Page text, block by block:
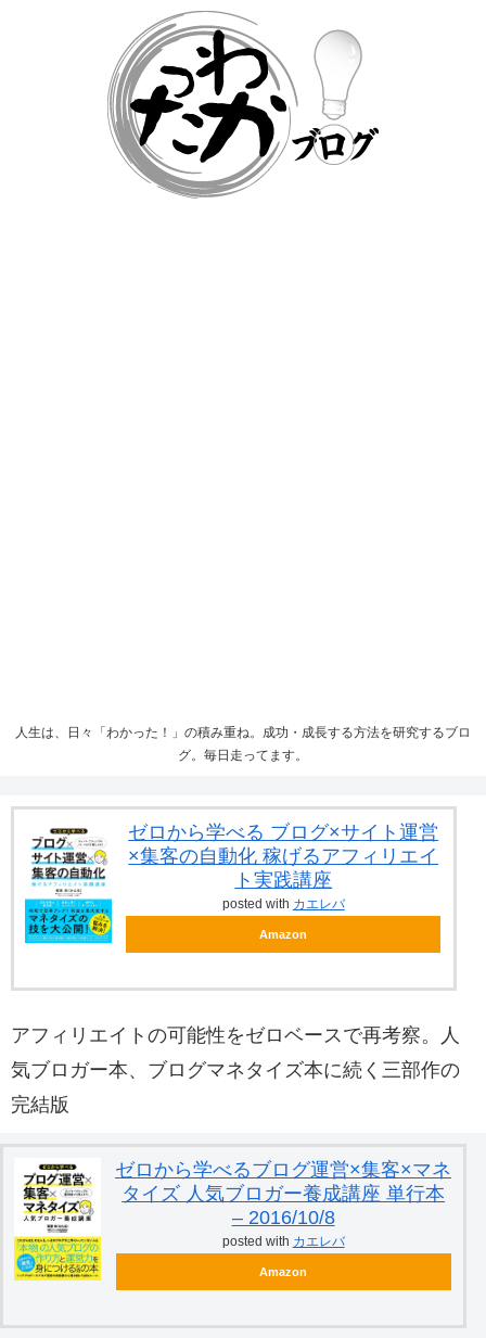
人生は、日々「わかった！」の積み重ね。成功・成長する方法を研究するブロ
グ。毎日走ってます。
ゼロから学べる ブログ×サイト運営
×集客の自動化 稼げるアフィリエイ
ト実践講座
posted with カエレバ
Amazon
アフィリエイトの可能性をゼロベースで再考察。人
気ブロガー本、ブログマネタイズ本に続く三部作の
完結版
ゼロから学べるブログ運営×集客×マネ
タイズ 人気ブロガー養成講座 単行本
– 2016/10/8
posted with カエレバ
Amazon